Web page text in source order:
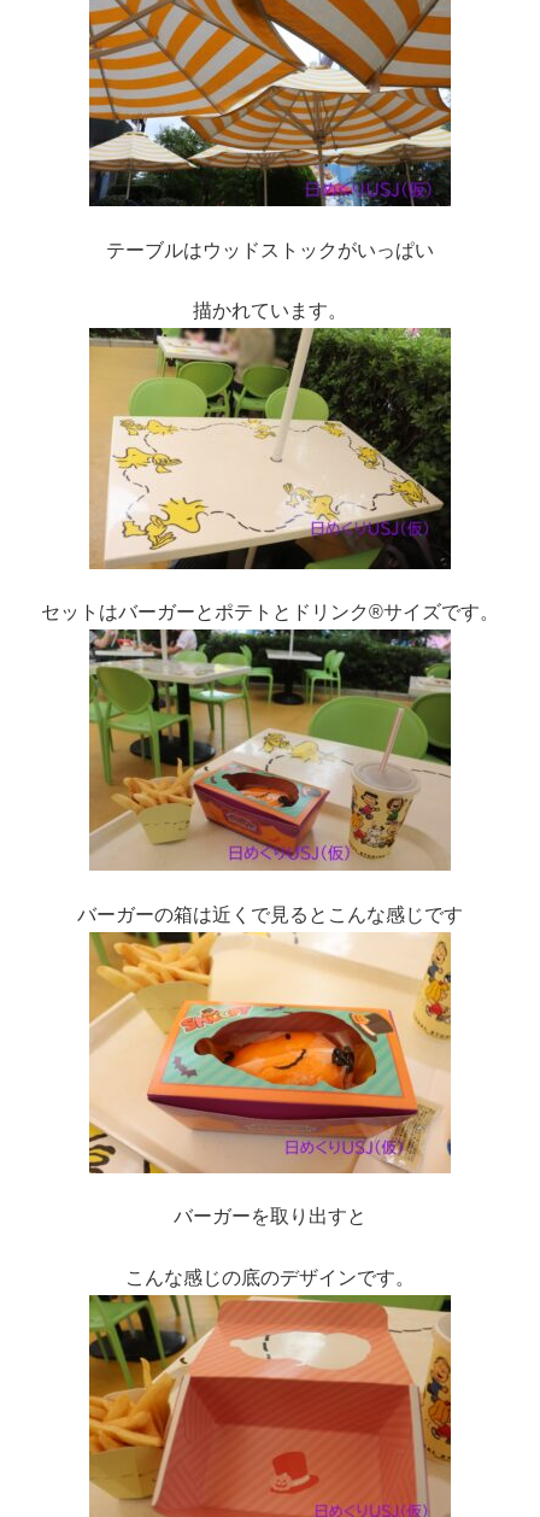
テーブルはウッドストックがいっぱい
描かれています。
セットはバーガーとポテトとドリンク®サイズです。
バーガーの箱は近くで見るとこんな感じです
バーガーを取り出すと
こんな感じの底のデザインです。